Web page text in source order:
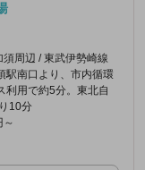
須周辺 / 東武伊勢崎線
駅南口より、市内循環
利用で約5分。東北自
10分
～